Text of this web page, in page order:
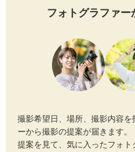
フォトグラファー
撮影希望日、場所、撮影内容
ーから撮影の提案が届きます。
提案を見て、気に入ったフォ